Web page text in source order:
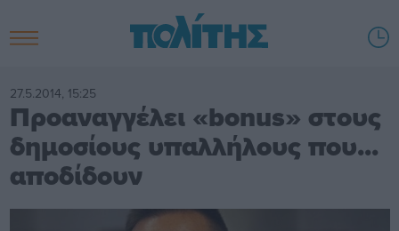
27.5.2014, 15:25
Προαναγγέλει «bonus» στους
δημοσίους υπαλλήλους που...
αποδίδουν